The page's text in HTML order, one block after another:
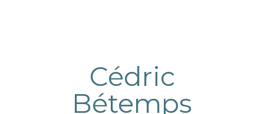
Cédric
Bétemps